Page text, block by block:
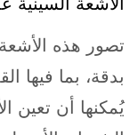
تصور هذه
بدقة، بما فيها
يُمكنها أن تعين